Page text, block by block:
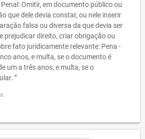
Omitir, em documento público ou
que dele devia constar, ou nele inserir
falsa ou diversa da que devia ser
prejudicar direito, criar obrigação ou
fato juridicamente relevante: Pena -
anos, e multa, se o documento é
um a três anos, e multa, se o
”